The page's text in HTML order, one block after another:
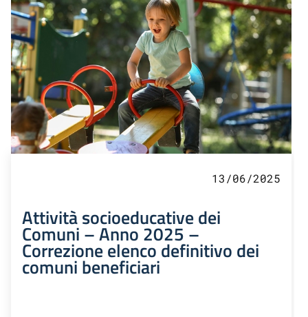
13/06/2025
Attività socioeducative dei
Comuni – Anno 2025 –
Correzione elenco definitivo dei
comuni beneficiari